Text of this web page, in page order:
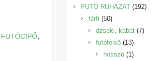
FUTÓCIPŐ,
termék
FUTÓ RUHÁZAT 192192
férfi 5050
termék
dzseki, kabát 77
futófelső 1313
termék
hosszú 11